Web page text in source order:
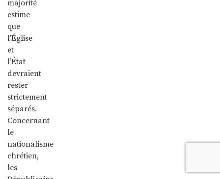
majorité
estime
que
l’Église
et
l’État
devraient
rester
strictement
séparés.
Concernant
le
nationalisme
chrétien,
les